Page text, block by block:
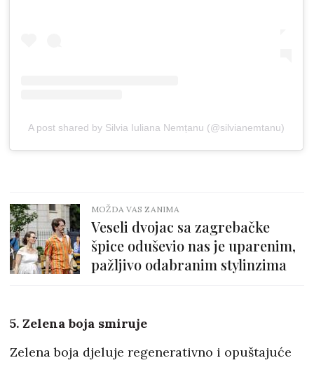
A post shared by Silvia Iuliana Nemțanu (@silvianemtanu)
MOŽDA VAS ZANIMA
Veseli dvojac sa zagrebačke
špice oduševio nas je uparenim,
pažljivo odabranim stylinzima
5. Zelena boja smiruje
Zelena boja djeluje regenerativno i opuštajuće